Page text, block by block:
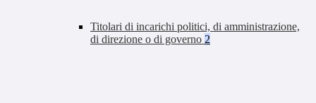
Titolari di incarichi politici, di amministrazione,
di direzione o di governo 2